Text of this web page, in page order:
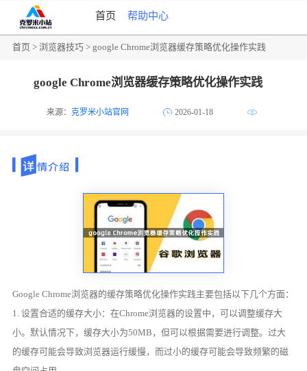
首页 帮助中心
首页 >浏览器技巧 > google Chrome浏览器缓存策略优化操作实践
google Chrome浏览器缓存策略优化操作实践
来源：克罗米小站官网 2026-01-18
Google Chrome浏览器的缓存策略优化操作实践主要包括以下几个方面：
1. 设置合适的缓存大小：在Chrome浏览器的设置中，可以调整缓存大
小。默认情况下，缓存大小为50MB，但可以根据需要进行调整。过大
的缓存可能会导致浏览器运行缓慢，而过小的缓存可能会导致频繁的磁